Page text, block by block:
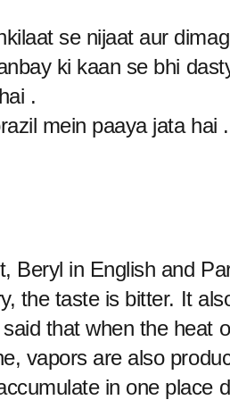
se nijaat aur
ki kaan se bhi
.
mein paaya jata hai .
Beryl in English and
the taste is bitter. It
that when the heat
vapors are also
in one place